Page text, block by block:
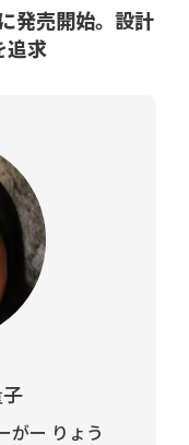
発売開始。設計
追求
がー りょう